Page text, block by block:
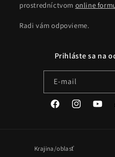
prostredníctvom online
Radi vám odpovieme.
Prihláste sa na
E-mail
FacebookInstagram
Krajina/oblasť